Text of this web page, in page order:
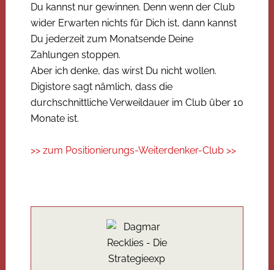
Du kannst nur gewinnen. Denn wenn der Club
wider Erwarten nichts für Dich ist, dann kannst
Du jederzeit zum Monatsende Deine
Zahlungen stoppen.
Aber ich denke, das wirst Du nicht wollen.
Digistore sagt nämlich, dass die
durchschnittliche Verweildauer im Club über 10
Monate ist.
>> zum Positionierungs-Weiterdenker-Club >>